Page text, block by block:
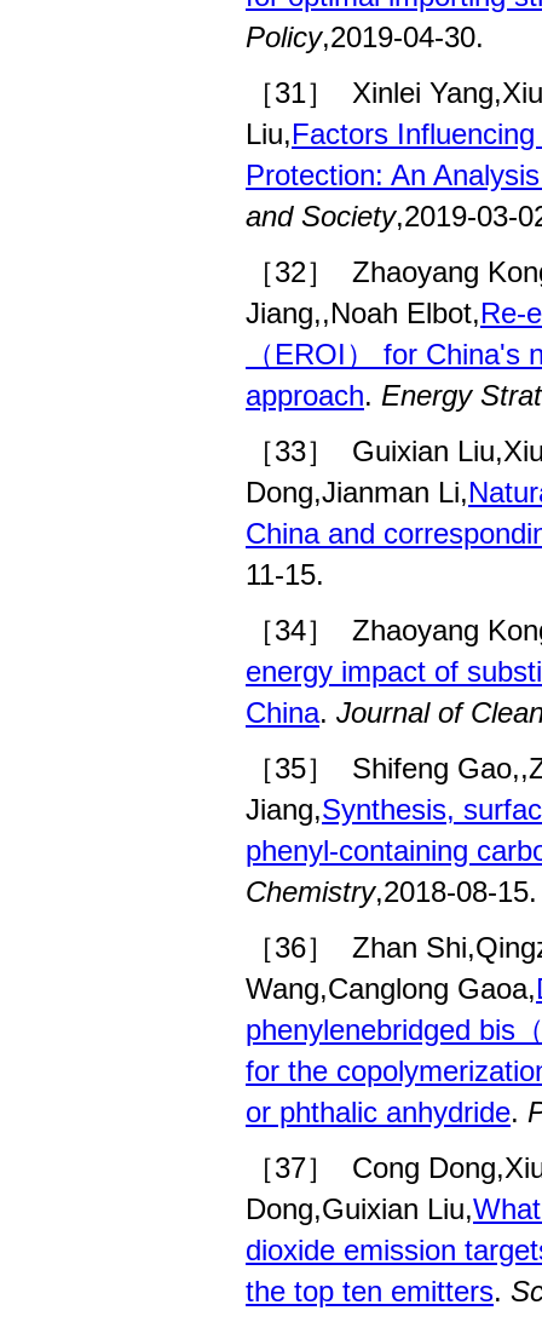
Policy,2019-04-30.
［31］ Xinlei
Liu,Factors
Protection: An
and Society,2019-03-
［32］ Zhaoyang
Jiang,,Noah Elbot,Re-
（EROI） for China's
approach. Energy
［33］ Guixian
Dong,Jianman Li,
China and
11-15.
［34］ Zhaoyang
energy impact of
China. Journal of
［35］ Shifeng
Jiang,Synthesis,
phenyl-containing
Chemistry,2018-08-15.
［36］ Zhan
Wang,Canglong Gaoa,
phenylenebridged bis
for the
or phthalic anhydride.
［37］ Cong
Dong,Guixian Liu,
dioxide emission
the top ten emitters.